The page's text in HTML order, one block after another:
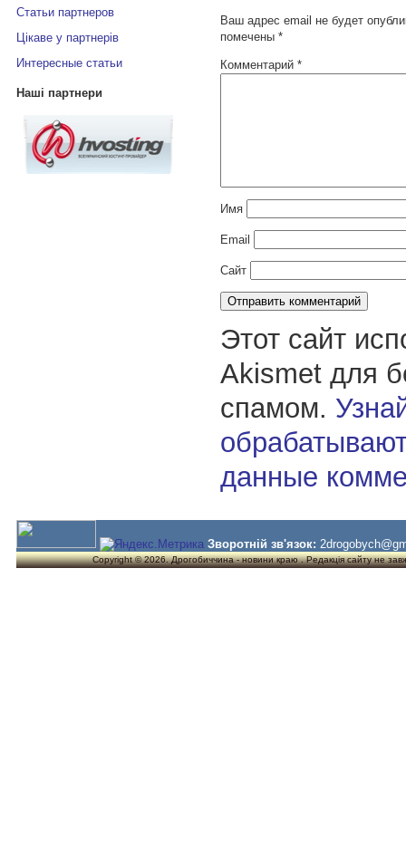
Статьи партнеров
Цікаве у партнерів
Интересные статьи
Наші партнери
Ваш адрес email не будет
помечены *
Комментарий *
Имя
Email
Сайт
Этот сайт
Akismet для
спамом.
данные
Зворотній зв'язок:
Copyright © 2026. Дрогобиччина - новини краю . Редакція сайту не